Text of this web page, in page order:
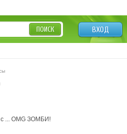
ВХОД
ПОИСК
с ... OMG ЗОМБИ!